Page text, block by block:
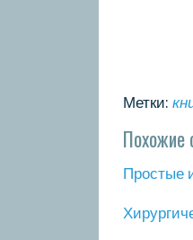
Метки:
Похожие
Прοстые